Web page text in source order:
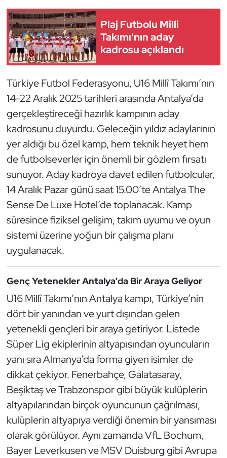
Plaj Futbolu Milli
Takımı'nın aday
kadrosu açıklandı
Türkiye Futbol Federasyonu, U16 Millî Takımı’nın
14-22 Aralık 2025 tarihleri arasında Antalya’da
gerçekleştireceği hazırlık kampının aday
kadrosunu duyurdu. Geleceğin yıldız adaylarının
yer aldığı bu özel kamp, hem teknik heyet hem
de futbolseverler için önemli bir gözlem fırsatı
sunuyor. Aday kadroya davet edilen futbolcular,
14 Aralık Pazar günü saat 15.00’te Antalya The
Sense De Luxe Hotel’de toplanacak. Kamp
süresince fiziksel gelişim, takım uyumu ve oyun
sistemi üzerine yoğun bir çalışma planı
uygulanacak.
Genç Yetenekler Antalya’da Bir Araya Geliyor
U16 Millî Takımı’nın Antalya kampı, Türkiye’nin
dört bir yanından ve yurt dışından gelen
yetenekli gençleri bir araya getiriyor. Listede
Süper Lig ekiplerinin altyapısından oyuncuların
yanı sıra Almanya’da forma giyen isimler de
dikkat çekiyor. Fenerbahçe, Galatasaray,
Beşiktaş ve Trabzonspor gibi büyük kulüplerin
altyapılarından birçok oyuncunun çağrılması,
kulüplerin altyapıya verdiği önemin bir yansıması
olarak görülüyor. Aynı zamanda VfL Bochum,
Bayer Leverkusen ve MSV Duisburg gibi Avrupa
Dans Sporları
Dövüş Sanatı
E-Spor
Eskrim
Futbol
Futsal
Genel
Golf
Güreş
Halter
Hava Sporları
Hentbol
İşitme Engelli Sporcular
Judo ve Kuraş
Kano ve Rafting
Karate
Kayak
Kempo